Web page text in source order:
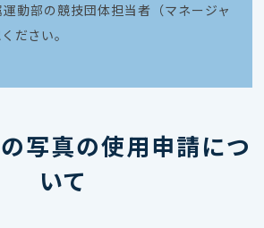
動部の競技団体担当者（マネージャ
ださい。
写真の使用申請につ
いて